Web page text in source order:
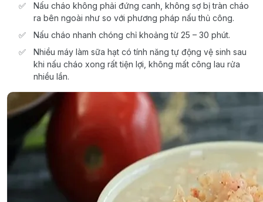
Nấu cháo không phải đứng canh, không sợ bị tràn cháo
ra bên ngoài như so với phương pháp nấu thủ công.
Nấu cháo nhanh chóng chỉ khoảng từ 25 – 30 phút.
Nhiều máy làm sữa hạt có tính năng tự động vệ sinh sau
khi nấu cháo xong rất tiện lợi, không mất công lau rửa
nhiều lần.